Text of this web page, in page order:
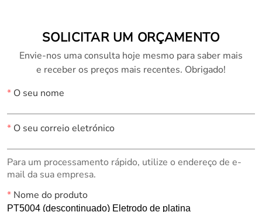
SOLICITAR UM ORÇAMENTO
Envie-nos uma consulta hoje mesmo para saber mais
e receber os preços mais recentes. Obrigado!
*O seu nome
*O seu correio eletrónico
Para um processamento rápido, utilize o endereço de e-
mail da sua empresa.
*Nome do produto